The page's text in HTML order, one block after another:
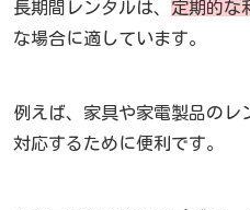
長期間レンタルは、 定期的な
な場合に適しています。
例えば、家具や家電製品のレ
対応するために便利です。